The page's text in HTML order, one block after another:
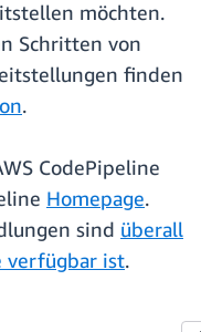
möchten.
Schritten von
finden
.
CodePipeline
Homepage.
sind überall
verfügbar ist.